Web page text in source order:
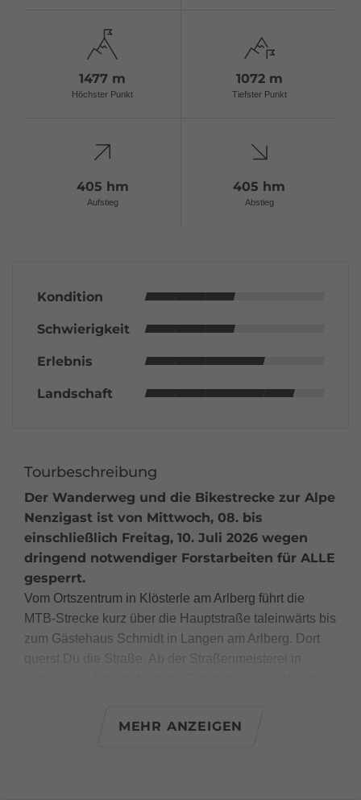
1477 m
Höchster Punkt
1072 m
Tiefster Punkt
405 hm
Aufstieg
405 hm
Abstieg
Kondition
Schwierigkeit
Erlebnis
Landschaft
Tourbeschreibung
Der Wanderweg und die Bikestrecke zur Alpe
Nenzigast ist von Mittwoch, 08. bis
einschließlich Freitag, 10. Juli 2026 wegen
dringend notwendiger Forstarbeiten für ALLE
gesperrt.
Vom Ortszentrum in Klösterle am Arlberg führt die
MTB-Strecke kurz über die Hauptstraße taleinwärts bis
zum Gästehaus Schmidt in Langen am Arlberg. Dort
querst Du die Straße. Ab der Straßenmeisterei in
Güterweg bis hinunter zur Straßenmeisterei der
MEHR ANZEIGEN